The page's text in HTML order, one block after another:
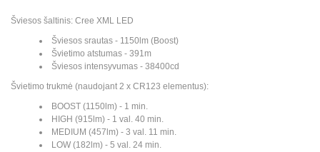
Šviesos šaltinis: Cree XML LED
Šviesos srautas - 1150lm (Boost)
Švietimo atstumas - 391m
Šviesos intensyvumas - 38400cd
Švietimo trukmė (naudojant 2 x CR123 elementus):
BOOST (1150lm) - 1 min.
HIGH (915lm) - 1 val. 40 min.
MEDIUM (457lm) - 3 val. 11 min.
LOW (182lm) - 5 val. 24 min.